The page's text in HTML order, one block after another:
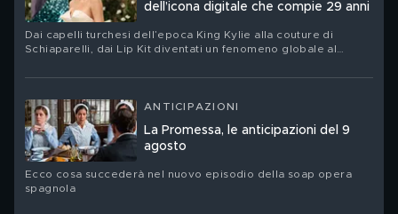
dell’icona digitale che compie 29 anni
Dai capelli turchesi dell’epoca King Kylie alla couture di
Schiaparelli, dai Lip Kit diventati un fenomeno globale al
compleanno. Ritratto di una star che ha trasformato la propria
contraddizioni
ANTICIPAZIONI
La Promessa, le anticipazioni del 9
agosto
Ecco cosa succederà nel nuovo episodio della soap opera
spagnola